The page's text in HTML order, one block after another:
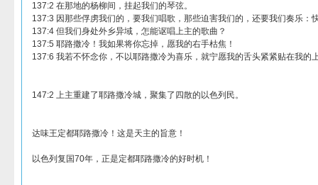
137:2 在那地的杨柳间，挂起我们的琴弦。
137:3 因那些俘虏我们的，要我们唱歌，那些迫害我们的，还要我们奏乐：
137:4 但我们身处外乡异域，怎能讴唱上主的歌曲？
137:5 耶路撒冷！我如果将你忘掉，愿我的右手枯焦！
137:6 我若不怀念你，不以耶路撒冷为喜乐，就宁愿我的舌头紧紧贴在我的
147:2 上主重建了耶路撒冷城，聚集了四散的以色列民。
达味王定都耶路撒冷！这是天主的旨意！
以色列复国70年，正是定都耶路撒冷的好时机！